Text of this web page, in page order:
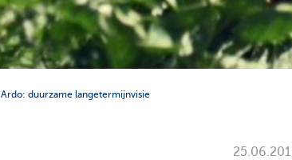
Ardo: duurzame langetermijnvisie